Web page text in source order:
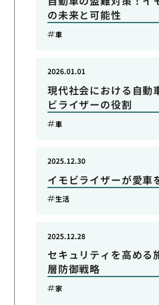
の未来と可能性
車
現代社会における自動
ビライザーの役割
2026.01.01
車
イモビライザーが愛車
2025.12.30
生活
セキュリティを高める
層防御戦略
2025.12.28
家